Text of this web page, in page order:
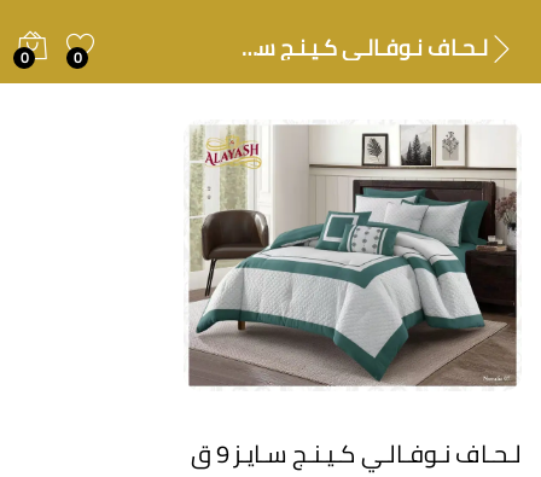
لـحـاف نـوفـالـي كـيـنـج سـايـز 9 ق 0
0
لـحـاف نـوفـالـي كـيـنـج سـايـز 9 ق